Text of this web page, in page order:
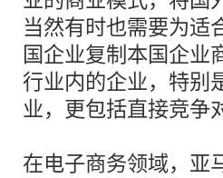
当然有时也需要为适
国企业复制本国企业
行业内的企业，特别
业，更包括直接竞争
在电子商务领域，亚